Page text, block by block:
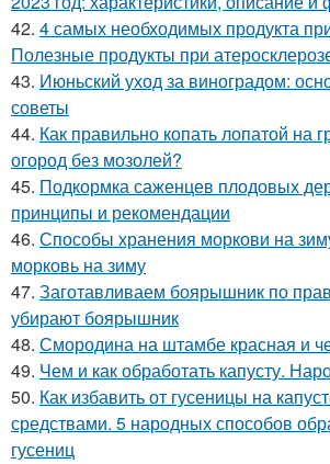
42. 4 самых необходимых продукта
Полезные продукты при
43. Июньский уход за виноградом:
советы
44. Как правильно копать лопатой на
огород без мозолей?
45. Подкормка саженцев плодовых
принципы и рекомендации
46. Способы хранения моркови на
морковь на зиму
47. Заготавливаем боярышник по
убирают боярышник
48. Смородина на штамбе красная и
49. Чем и как обработать капусту.
50. Как избавить от гусеницы на
средствами. 5 народных способов
гусениц